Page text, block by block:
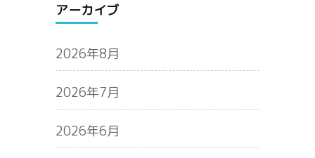
アーカイブ
2026年8月
2026年7月
2026年6月